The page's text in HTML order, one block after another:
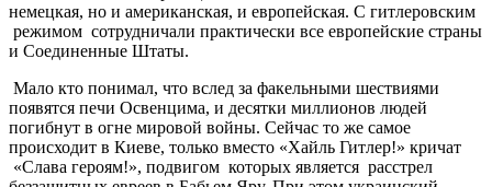
немецкая, но и американская, и европейская. С гитлеровским
режимом сотрудничали практически все европейские страны
и Соединенные Штаты.
Мало кто понимал, что вслед за факельными шествиями
появятся печи Освенцима, и десятки миллионов людей
погибнут в огне мировой войны. Сейчас то же самое
происходит в Киеве, только вместо «Хайль Гитлер!» кричат
«Слава героям!», подвигом которых является расстрел